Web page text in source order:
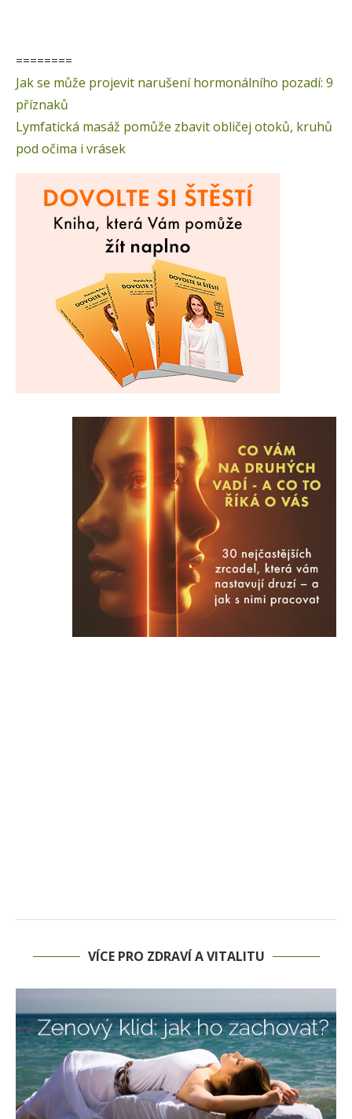
========
Jak se může projevit narušení hormonálního pozadí: 9
příznaků
Lymfatická masáž pomůže zbavit obličej otoků, kruhů
pod očima i vrásek
VÍCE PRO ZDRAVÍ A VITALITU